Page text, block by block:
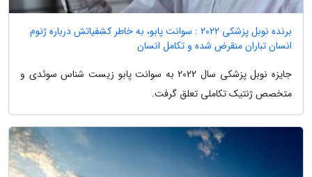
برنده نوبل پزشکی 2022 : سوانت پابو، به خاطر کشفیاتش درباره ژنوم
انسان تباران منقرض شده و تکامل انسان
جایزه نوبل پزشکی سال 2022 به سوانت پابو زیست شناس سوئدی و
متخصص ژنتیک تکاملی تعلق گرفت.